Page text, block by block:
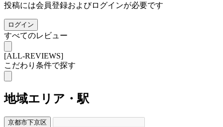
投稿には会員登録およびログインが必要です
ログイン
すべてのレビュー
[ALL-REVIEWS]
こだわり条件で探す
地域エリア・駅
京都市下京区